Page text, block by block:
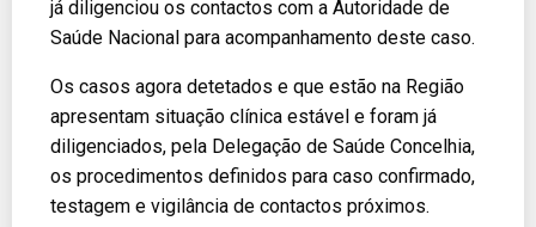
já diligenciou os contactos com a Autoridade de
Saúde Nacional para acompanhamento deste caso.
Os casos agora detetados e que estão na Região
apresentam situação clínica estável e foram já
diligenciados, pela Delegação de Saúde Concelhia,
os procedimentos definidos para caso confirmado,
testagem e vigilância de contactos próximos.